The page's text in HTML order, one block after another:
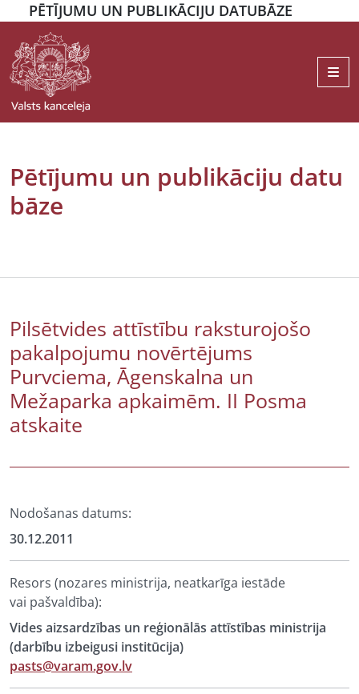
PĒTĪJUMU UN PUBLIKĀCIJU DATUBĀZE
Pētījumu un publikāciju datu
bāze
Pilsētvides attīstību raksturojošo
pakalpojumu novērtējums
Purvciema, Āgenskalna un
Mežaparka apkaimēm. II Posma
atskaite
Nodošanas datums:
30.12.2011
Resors (nozares ministrija, neatkarīga iestāde
vai pašvaldība):
Vides aizsardzības un reģionālās attīstības ministrija
(darbību izbeigusi institūcija)
pasts@varam.gov.lv